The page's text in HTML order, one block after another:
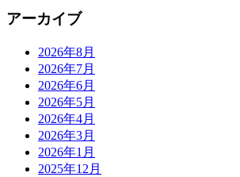
アーカイブ
2026年8月
2026年7月
2026年6月
2026年5月
2026年4月
2026年3月
2026年1月
2025年12月